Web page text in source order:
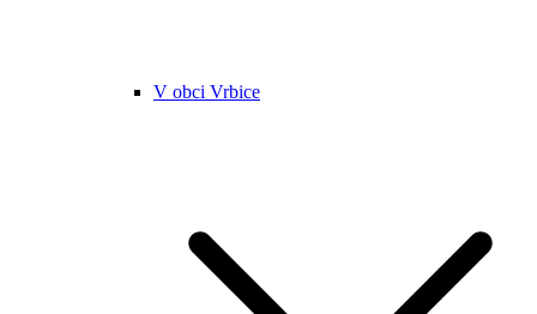
V obci Vrbice